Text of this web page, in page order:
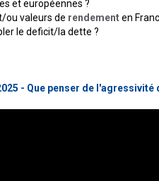
et européennes ?
ou valeurs de rendementen
le deficit/la dette ?
- Que penser de